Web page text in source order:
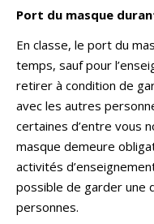
Port du masque
En classe, le port du
temps, sauf pour
retirer à condition de
avec les autres
certaines d’entre vous
masque demeure
activités
possible de garder une
personnes.